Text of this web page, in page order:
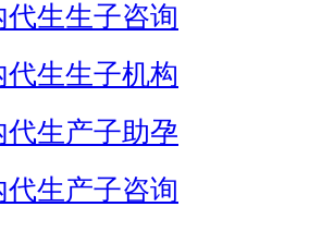
代生生子咨询
代生生子机构
代生产子助孕
代生产子咨询